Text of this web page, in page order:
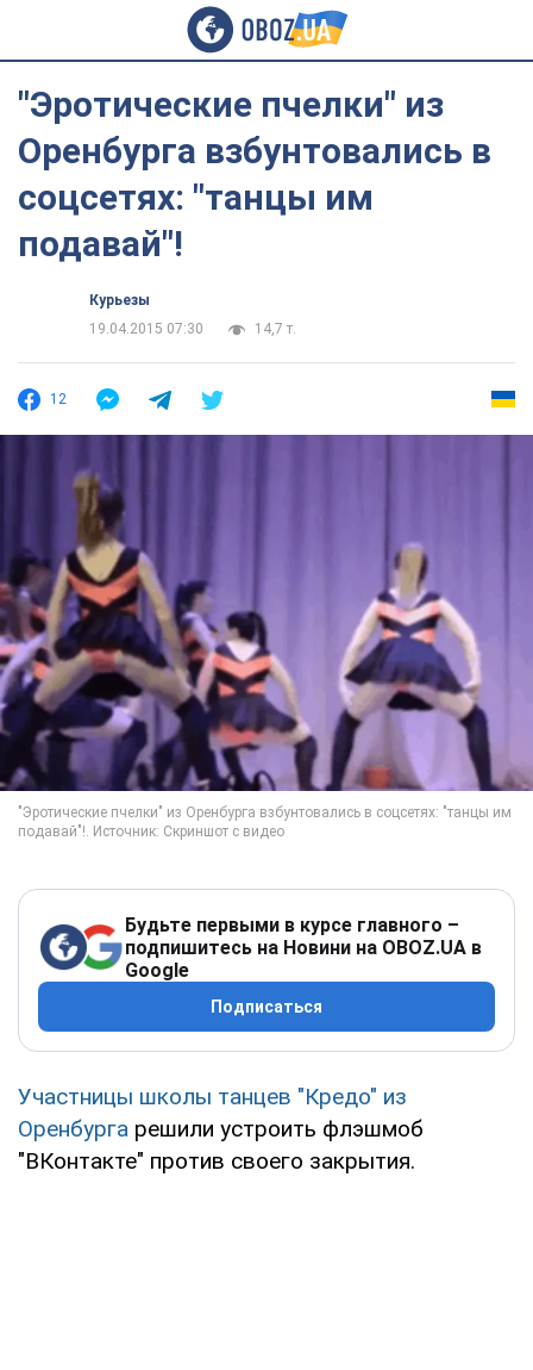
"Эротические пчелки" из
Оренбурга взбунтовались в
соцсетях: "танцы им
подавай"!
Курьезы
19.04.2015 07:30
14,7 т.
12
Будьте первыми в курсе главного –
подпишитесь на Новини на OBOZ.UA в
Google
Подписаться
Участницы школы танцев "Кредо" из
Оренбурга решили устроить флэшмоб
"ВКонтакте" против своего закрытия.